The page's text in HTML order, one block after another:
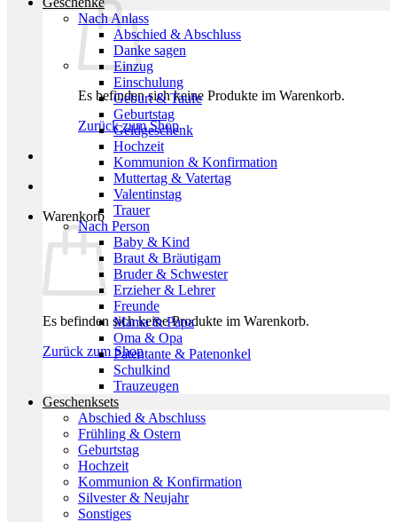
Es befinden sich keine Produkte im Warenkorb.
Zurück zum Shop
Warenkorb
Es befinden sich keine Produkte im Warenkorb.
Zurück zum Shop
Nach Anlass
Abschied & Abschluss
Danke sagen
Einzug
Einschulung
Geburt & Taufe
Geburtstag
Geldgeschenk
Hochzeit
Kommunion & Konfirmation
Muttertag & Vatertag
Valentinstag
Trauer
Nach Person
Baby & Kind
Braut & Bräutigam
Bruder & Schwester
Erzieher & Lehrer
Freunde
Mama & Papa
Oma & Opa
Patentante & Patenonkel
Schulkind
Trauzeugen
Geschenksets
Abschied & Abschluss
Frühling & Ostern
Geburtstag
Hochzeit
Kommunion & Konfirmation
Silvester & Neujahr
Sonstiges